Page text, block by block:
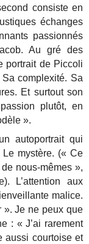
consiste en
échanges
passionnés
Au gré des
portrait de Piccoli
complexité. Sa
Et surtout son
plutôt, en
».
autoportrait qui
Le mystère. (« Ce
nous-mêmes »,
L’attention aux
malice.
». Je ne peux que
: « J’ai rarement
aussi courtoise et